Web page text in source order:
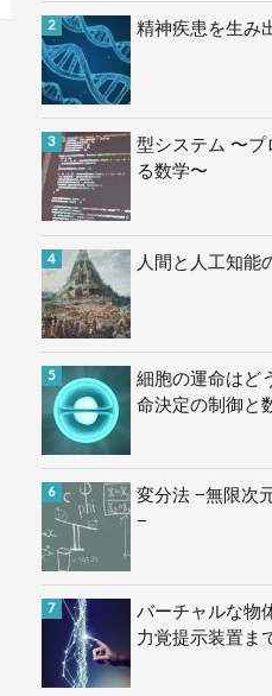
精神疾患を生み
型システム 〜プ
る数学〜
人間と人工知能
細胞の運命はど
命決定の制御と
変分法 −無限次
−
バーチャルな物
力覚提示装置ま